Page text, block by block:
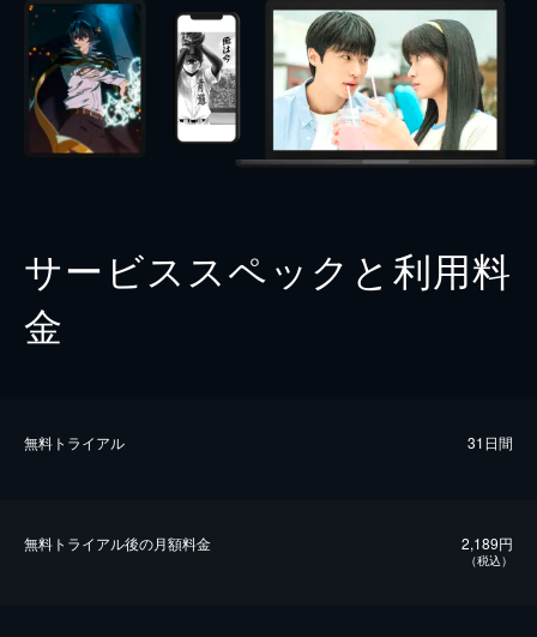
サービススペックと利用料
金
無料トライアル 31日間
無料トライアル後の⽉額料金 2,189円
（税込）